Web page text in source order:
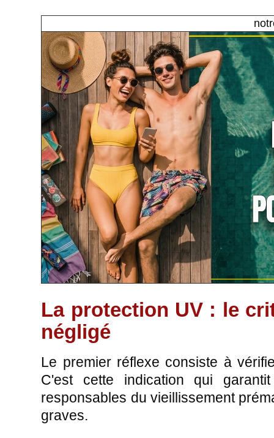
La protection UV : le
négligé
Le premier réflexe consiste à
C'est cette indication qui
responsables du vieillissement
graves.